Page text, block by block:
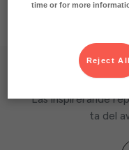
Läs inspirerande
ta del
time or for more
Reject All